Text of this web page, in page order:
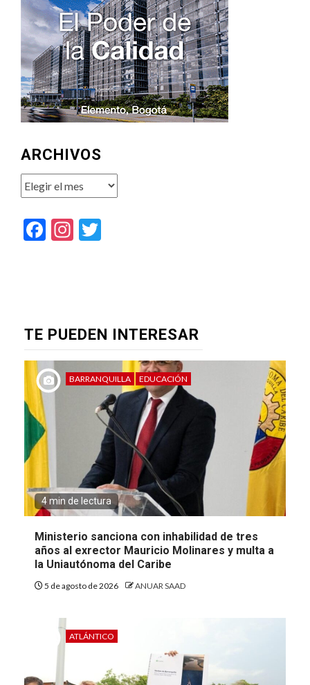
ARCHIVOS
Archivos
Facebook
Instagram
TE PUEDEN INTERESAR
BARRANQUILLA EDUCACIÓN
4 min de lectura
Ministerio sanciona con inhabilidad de tres
años al exrector Mauricio Molinares y multa a
la Uniautónoma del Caribe
5 de agosto de 2026 ANUAR SAAD
ATLÁNTICO